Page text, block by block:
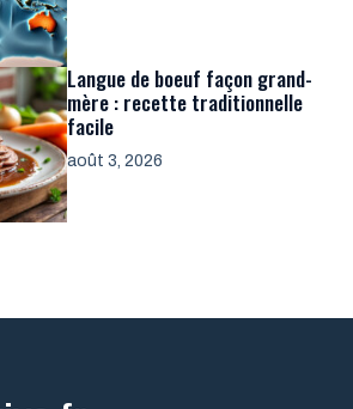
Langue de boeuf façon grand-
mère : recette traditionnelle
facile
août 3, 2026